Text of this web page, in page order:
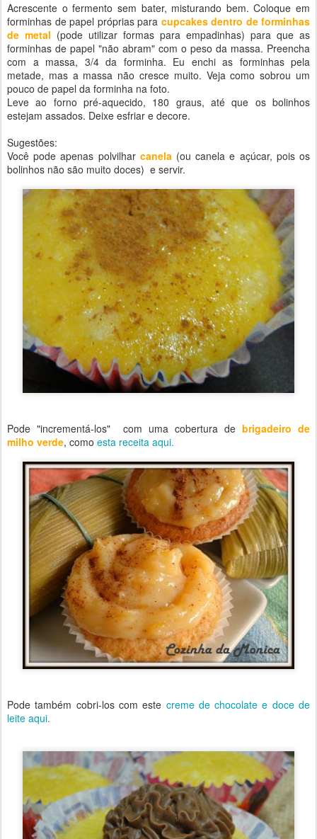
Acrescente o fermento sem bater, misturando bem. Coloque em
forminhas de papel próprias para cupcakes dentro de forminhas
de metal (pode utilizar formas para empadinhas) para que as
forminhas de papel "não abram" com o peso da massa. Preencha
com a massa, 3/4 da forminha. Eu enchi as forminhas pela
metade, mas a massa não cresce muito. Veja como sobrou um
pouco de papel da forminha na foto.
Leve ao forno pré-aquecido, 180 graus, até que os bolinhos
estejam assados. Deixe esfriar e decore.
Sugestões:
Você pode apenas polvilharcanela(ou canela e açúcar, pois os
bolinhos não são muito doces) e servir.
Pode "incrementá-los" com uma cobertura de brigadeiro de
milho verde, como esta receita aqui.
Pode também cobri-los com este creme de chocolate e doce de
leite aqui.